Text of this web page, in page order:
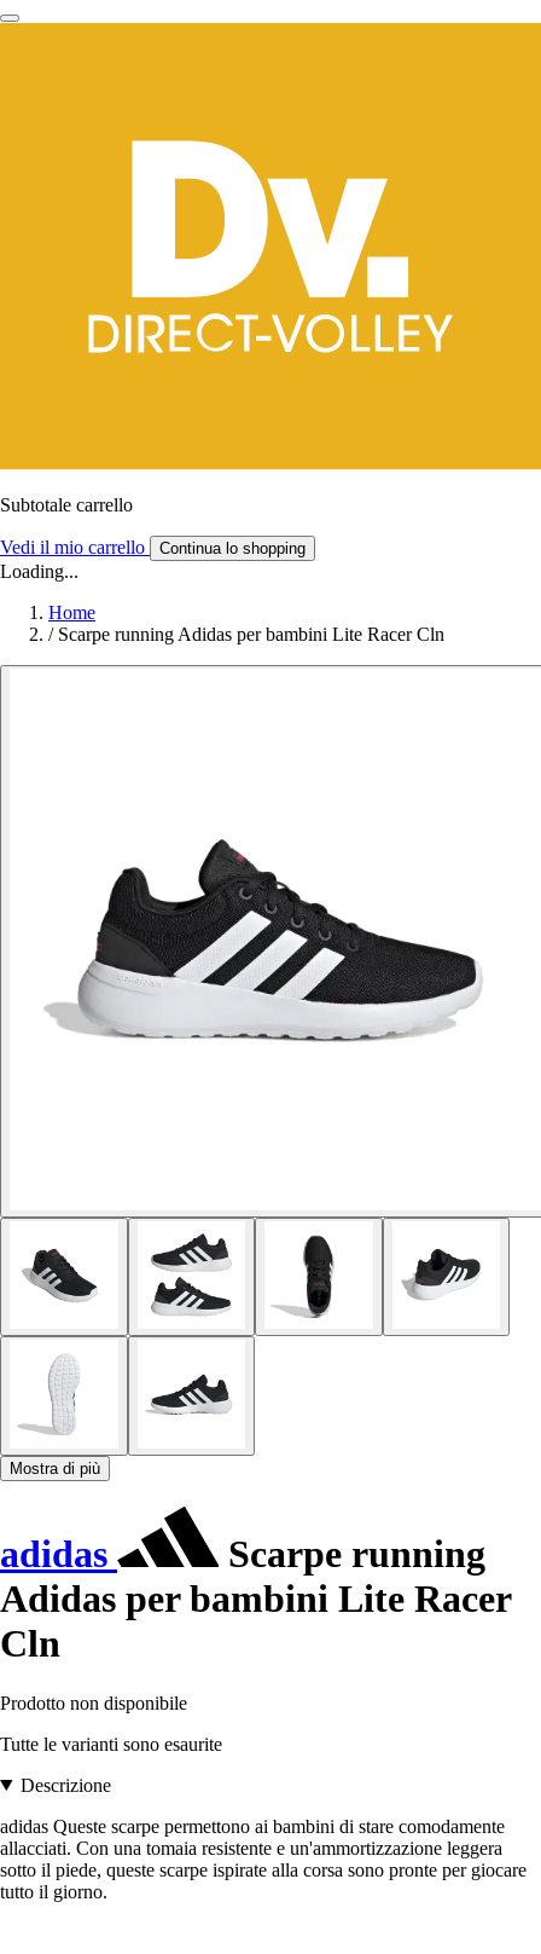
Subtotale carrello
Vedi il mio carrello Continua lo shopping
Loading...
Home
/ Scarpe running Adidas per bambini Lite Racer Cln
Mostra di più
adidas
Scarpe running
Adidas per bambini Lite Racer
Cln
Prodotto non disponibile
Tutte le varianti sono esaurite
Descrizione
adidas Queste scarpe permettono ai bambini di stare comodamente
allacciati. Con una tomaia resistente e un'ammortizzazione leggera
sotto il piede, queste scarpe ispirate alla corsa sono pronte per giocare
tutto il giorno.